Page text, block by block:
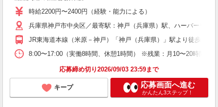
時給2200円〜2400円（経験・能力による）
兵庫県神戸市中央区／最寄駅：神戸（兵庫県）駅、ハーバーラン
JR東海道本線（米原－神戸）「神戸（兵庫県）」駅より徒歩10
8:00〜17:00（実働8時間、休憩1時間） ※残業：月10〜20時間程
応募締め切り2026/09/03 23:59まで
キープ 応募画面へ進む
かんたん3ステップ！